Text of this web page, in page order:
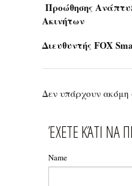
Προώθησης
Διευθυντής FOX
Δεν υπάρχουν ακόμη
ΈΧΕΤΕ ΚΆΤΙ ΝΑ
Name